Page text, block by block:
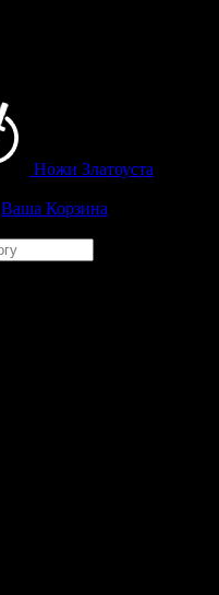
Ножи Златоуста
Ваша Корзина